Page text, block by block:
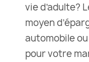
vie d’adulte?
moyen
automobile
pour votre